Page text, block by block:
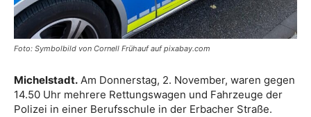
Foto: Symbolbild von Cornell Frühauf auf pixabay.com
Michelstadt. Am Donnerstag, 2. November, waren gegen
14.50 Uhr mehrere Rettungswagen und Fahrzeuge der
Polizei in einer Berufsschule in der Erbacher Straße.